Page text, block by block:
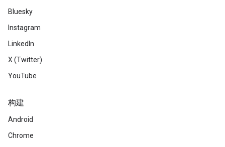
Bluesky
Instagram
LinkedIn
X (Twitter)
YouTube
构建
Android
Chrome